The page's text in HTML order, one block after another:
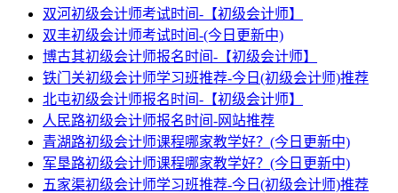
双河初级会计师考试时间-【初级会计师】
双丰初级会计师考试时间-(今日更新中)
博古其初级会计师报名时间-【初级会计师】
铁门关初级会计师学习班推荐-今日(初级会计师)推荐
北屯初级会计师报名时间-【初级会计师】
人民路初级会计师报名时间-网站推荐
青湖路初级会计师课程哪家教学好？(今日更新中)
军垦路初级会计师课程哪家教学好？(今日更新中)
五家渠初级会计师学习班推荐-今日(初级会计师)推荐